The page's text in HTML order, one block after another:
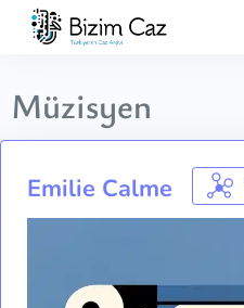
Müzisyen
Emilie Calme